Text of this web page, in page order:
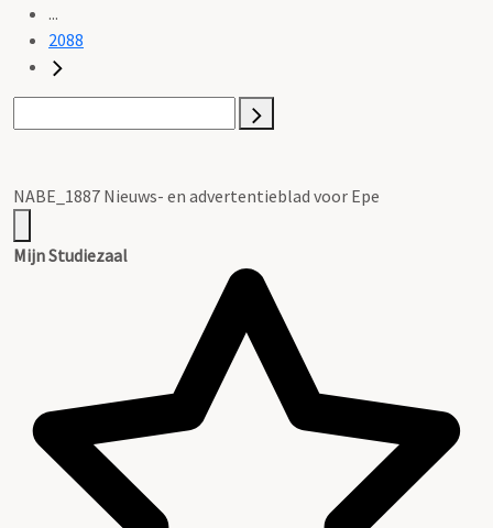
...
2088
NABE_1887 Nieuws- en advertentieblad voor Epe
Mijn Studiezaal